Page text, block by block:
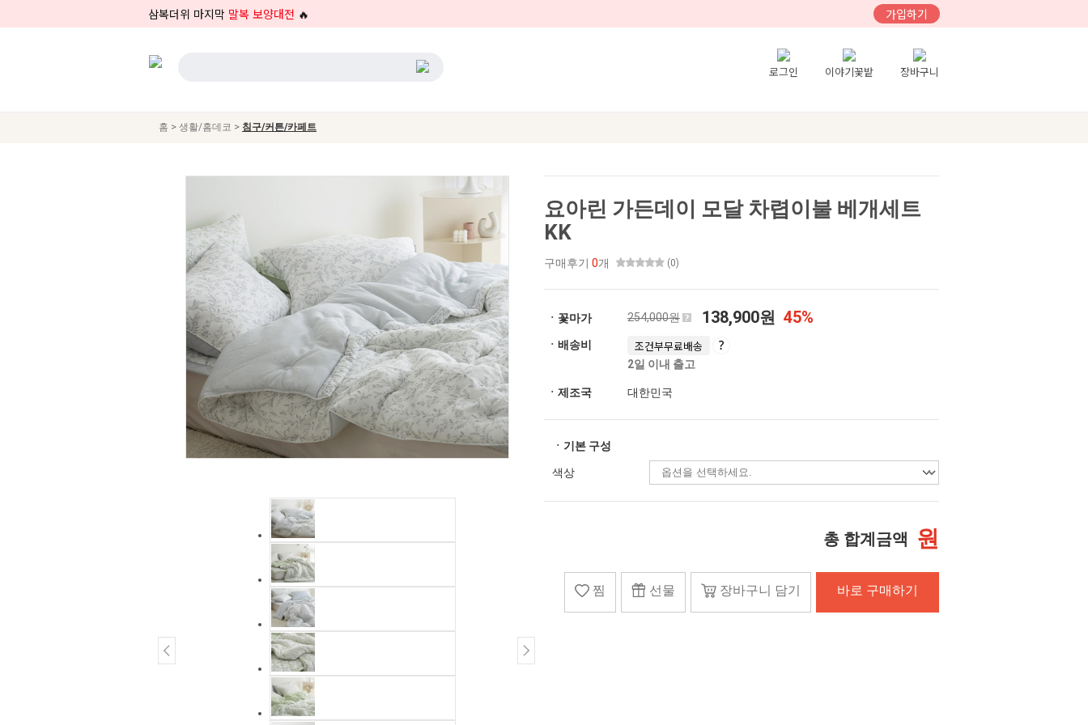
삼복더위 마지막 말복 보양대전 🔥 가입하기
로그인 이야기꽃밭 장바구니
홈 > 생활/홈데코 > 침구/커튼/카페트
요아린 가든데이 모달 차렵이불 베개세트
KK
구매후기 0개 (0)
ㆍ꽃마가 254,000원 138,900원 45%
ㆍ배송비 조건부무료배송
2일 이내 출고
ㆍ제조국 대한민국
ㆍ기본 구성
색상
총 합계금액 원
찜 선물 장바구니 담기 바로 구매하기